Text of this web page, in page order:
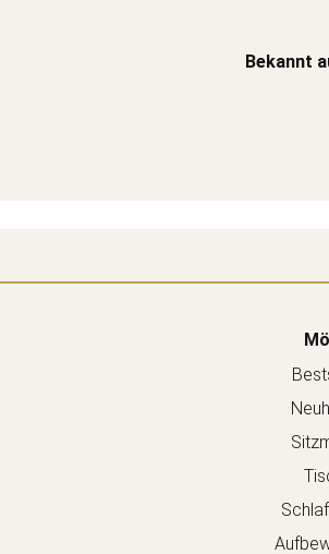
Bekannt